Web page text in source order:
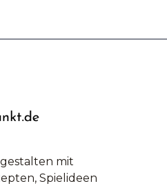
mit
Spielideen